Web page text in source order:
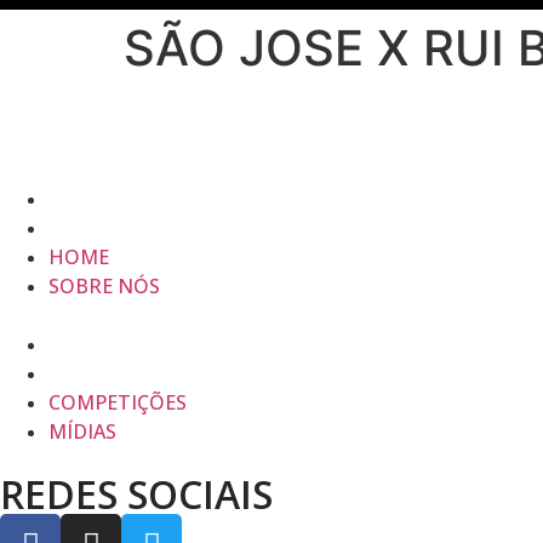
SÃO JOSE X RUI
HOME
SOBRE NÓS
COMPETIÇÕES
MÍDIAS
REDES SOCIAIS